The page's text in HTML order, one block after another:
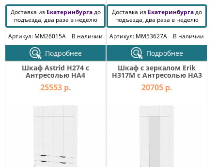
Доставка из Екатеринбургадо
подъезда, два раза в неделю
Артикул: MM26015A
В наличии
Подробнее
Доставка из Екатеринбургадо
подъезда, два раза в неделю
Артикул: MM53627A
В наличии
Подробнее
Шкаф Astrid H274 с
Антресолью HA4
25553 р.
Шкаф с зеркалом Erik
H317М с Антресолью HA3
20705 р.